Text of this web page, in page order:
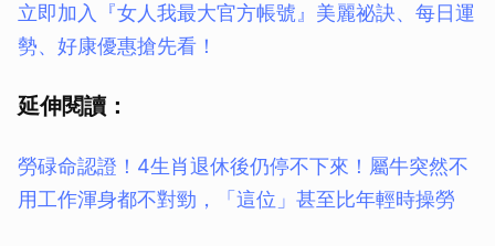
立即加入『女人我最大官方帳號』美麗祕訣、每日運
勢、好康優惠搶先看！
延伸閱讀：
勞碌命認證！4生肖退休後仍停不下來！屬牛突然不
用工作渾身都不對勁，「這位」甚至比年輕時操勞